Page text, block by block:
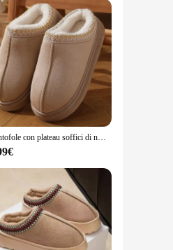
Pantofole con plateau soffici di nuova moda per donna 2024 scarpe invernali in cotone caldo peluche donna Comfort pantofole da casa unisex antiscivolo